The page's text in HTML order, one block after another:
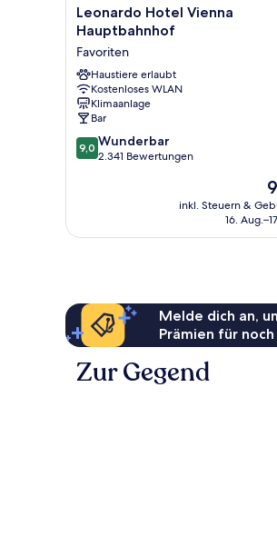
Leonardo
Hotel
Vienna
Hauptbahnhof
Favoriten
Leonardo Hotel Vienna
Hauptbahnhof
Favoriten
Haustiere erlaubt
Kostenloses WLAN
Klimaanlage
Bar
9.0
von
9,0 Wunderbar
2.341 Bewertungen
inkl. Steuern &
16.
Melde dich an,
Prämien für
Zur Gegend